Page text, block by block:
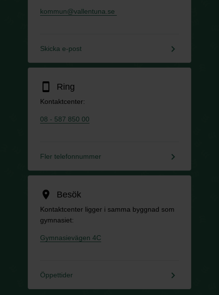
kommun@vallentuna.se
Skicka e-post keyboard_arrow_right
smartphone Ring
Kontaktcenter:
08 - 587 850 00
Fler telefonnummer keyboard_arrow_right
location_on Besök
Kontaktcenter ligger i samma byggnad som
gymnasiet:
Gymnasievägen 4C
Öppettider keyboard_arrow_right